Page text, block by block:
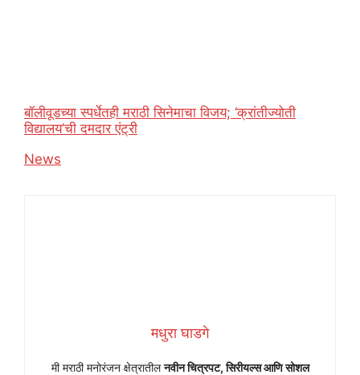
बॉलीवूडच्या स्पर्धेतही मराठी सिनेमाचा विजय; ‘क्रांतीज्योती
विद्यालय’ची दमदार एंट्री
In relation to
News
मधुरा घाडगे
मी मराठी मनोरंजन क्षेत्रातीलनवीन चित्रपट, सिरीयल्स आणि सोशल